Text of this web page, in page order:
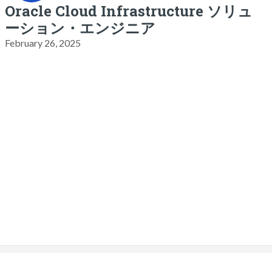
Oracle Cloud Infrastructure ソリュ
ーション・エンジニア
February 26, 2025